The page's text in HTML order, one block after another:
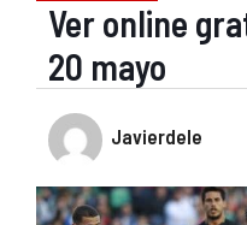
Ver online
20 mayo
Javierdele